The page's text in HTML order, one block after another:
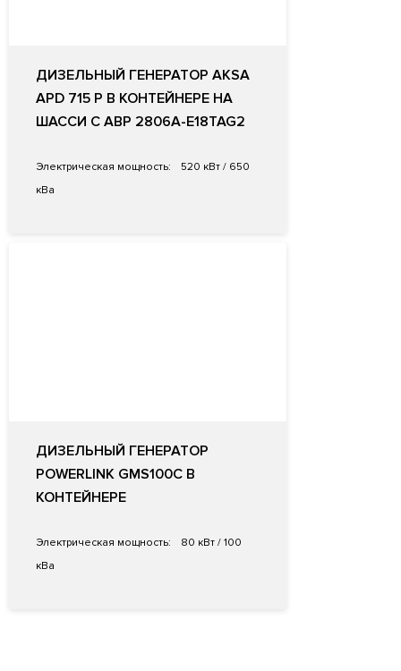
ДИЗЕЛЬНЫЙ ГЕНЕРАТОР AKSA
APD 715 P В КОНТЕЙНЕРЕ НА
ШАССИ С АВР 2806A-E18TAG2
Электрическая мощность:
520 кВт / 650
кВа
ДИЗЕЛЬНЫЙ ГЕНЕРАТОР
POWERLINK GMS100C В
КОНТЕЙНЕРЕ
Электрическая мощность:
80 кВт / 100
кВа